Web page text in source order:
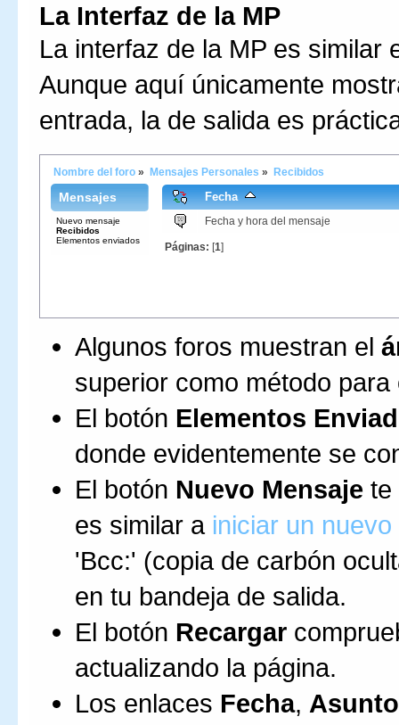
La Interfaz de la MP
La interfaz de la MP es similar
Aunque aquí únicamente
entrada, la de salida es
Nombre del foro » Mensajes Personales » Recibidos
Mensajes
Nuevo mensaje
Recibidos
Elementos enviados
Fecha
Fecha y hora del mensaje
Páginas: [1]
Algunos foros muestran el
superior como método
El botón Elementos
donde evidentemente se
El botón Nuevo Mensaje te
es similar a iniciar un nuevo
'Bcc:' (copia de carbón
en tu bandeja de salida.
El botón Recargar
actualizando la página.
Los enlaces Fecha, Asunto